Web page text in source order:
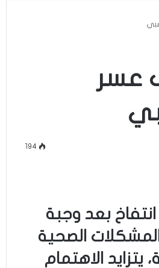
عسر
194
بعد وجبة
الصحية
الاهتمام